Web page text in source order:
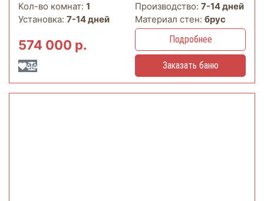
Кол-во комнат: 1 Производство: 7-14 дней
Установка: 7-14 дней Материал стен: брус
574 000 р. Подробнее
Заказать баню